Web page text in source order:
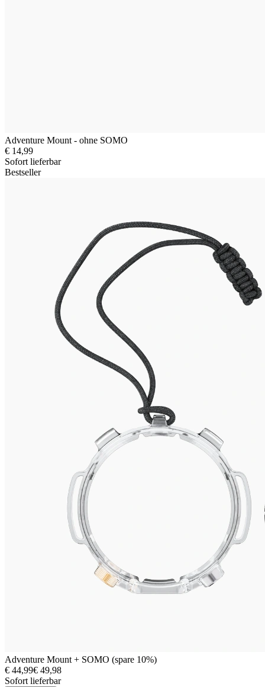
Adventure Mount - ohne SOMO
€ 14,99
Sofort lieferbar
Bestseller
Adventure Mount + SOMO (spare 10%)
€ 44,99€ 49,98
Sofort lieferbar